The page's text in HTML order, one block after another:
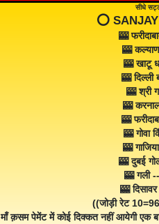
सीधे
⭕️
🎰
🎰
🎰 खाटू
🎰
🎰 श्री
🎰
🎰
🎰 गोवा
🎰
🎰 दुबई
🎰 गली
🎰
((जोड़ी रेट
माँ क़सम पेमेंट में कोई दिक्कत नहीं आयेगी एक